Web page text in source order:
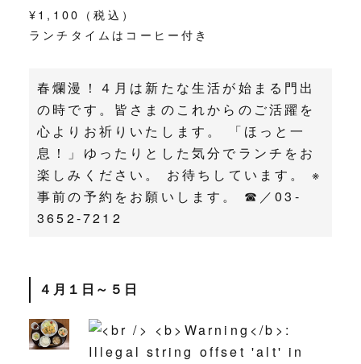
¥1,100（税込）
ランチタイムはコーヒー付き
春爛漫！４月は新たな生活が始まる門出
の時です。皆さまのこれからのご活躍を
心よりお祈りいたします。 「ほっと一
息！」ゆったりとした気分でランチをお
楽しみください。 お待ちしています。 ※
事前の予約をお願いします。 ☎／03-
3652-7212
４月１日～５日